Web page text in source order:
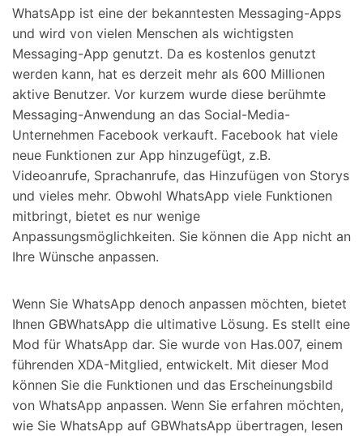
WhatsApp ist eine der bekanntesten Messaging-Apps
und wird von vielen Menschen als wichtigsten
Messaging-App genutzt. Da es kostenlos genutzt
werden kann, hat es derzeit mehr als 600 Millionen
aktive Benutzer. Vor kurzem wurde diese berühmte
Messaging-Anwendung an das Social-Media-
Unternehmen Facebook verkauft. Facebook hat viele
neue Funktionen zur App hinzugefügt, z.B.
Videoanrufe, Sprachanrufe, das Hinzufügen von Storys
und vieles mehr. Obwohl WhatsApp viele Funktionen
mitbringt, bietet es nur wenige
Anpassungsmöglichkeiten. Sie können die App nicht an
Ihre Wünsche anpassen.
Wenn Sie WhatsApp denoch anpassen möchten, bietet
Ihnen GBWhatsApp die ultimative Lösung. Es stellt eine
Mod für WhatsApp dar. Sie wurde von Has.007, einem
führenden XDA-Mitglied, entwickelt. Mit dieser Mod
können Sie die Funktionen und das Erscheinungsbild
von WhatsApp anpassen. Wenn Sie erfahren möchten,
wie Sie WhatsApp auf GBWhatsApp übertragen, lesen